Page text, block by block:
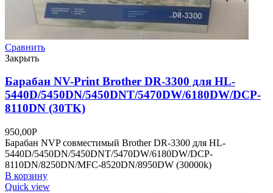
Сравнить
Закрыть
Барабан NV-Print Brother DR-3300 для HL-
5440D/5450DN/5450DNT/5470DW/6180DW/DCP-
8110DN (30TK)
950,00Р
Барабан NVP совместимый Brother DR-3300 для HL-
5440D/5450DN/5450DNT/5470DW/6180DW/DCP-
8110DN/8250DN/MFC-8520DN/8950DW (30000k)
В корзину
Quick view